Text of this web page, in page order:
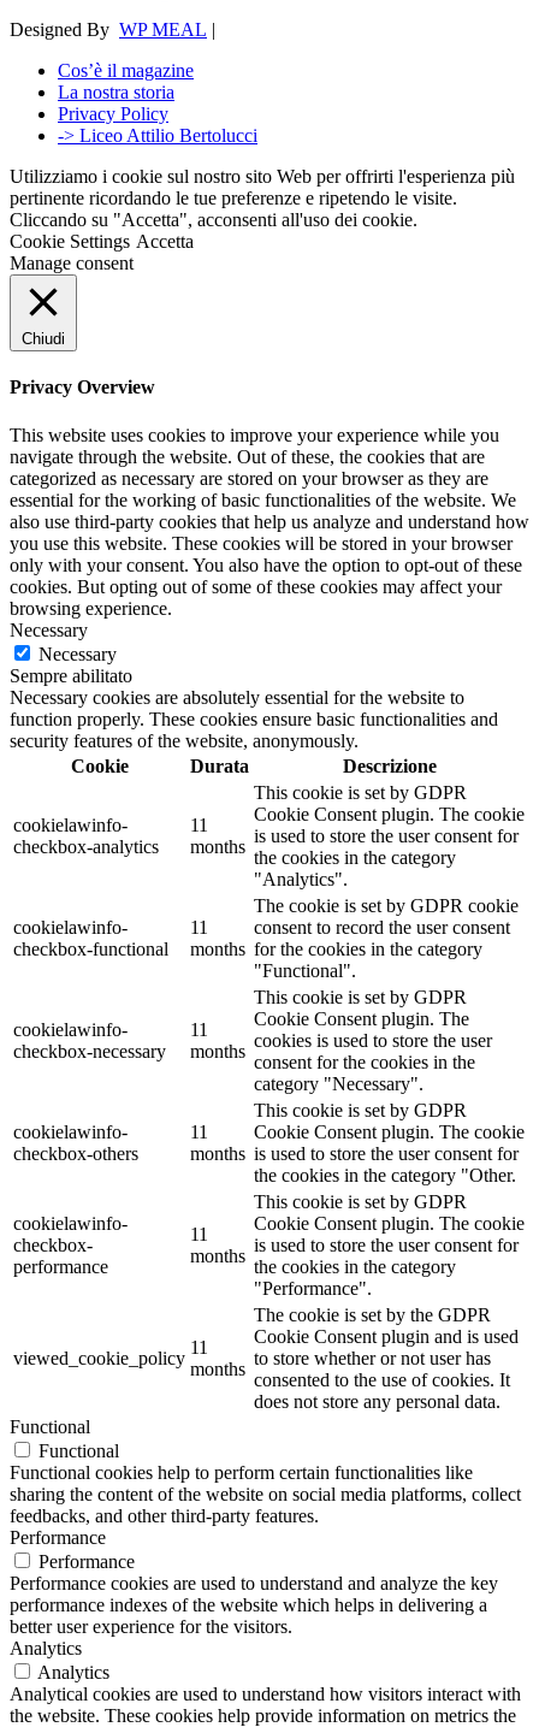
Designed By WP MEAL |
Cos’è il magazine
La nostra storia
Privacy Policy
-> Liceo Attilio Bertolucci
Utilizziamo i cookie sul nostro sito Web per offrirti l'esperienza più
pertinente ricordando le tue preferenze e ripetendo le visite.
Cliccando su "Accetta", acconsenti all'uso dei cookie.
Cookie Settings Accetta
Manage consent
Chiudi
Privacy Overview
This website uses cookies to improve your experience while you
navigate through the website. Out of these, the cookies that are
categorized as necessary are stored on your browser as they are
essential for the working of basic functionalities of the website. We
also use third-party cookies that help us analyze and understand how
you use this website. These cookies will be stored in your browser
only with your consent. You also have the option to opt-out of these
cookies. But opting out of some of these cookies may affect your
browsing experience.
Necessary
Necessary
Sempre abilitato
Necessary cookies are absolutely essential for the website to
function properly. These cookies ensure basic functionalities and
security features of the website, anonymously.
Cookie
Durata Descrizione
cookielawinfo-
checkbox-analytics
11
months
This cookie is set by GDPR
Cookie Consent plugin. The cookie
is used to store the user consent for
the cookies in the category
"Analytics".
cookielawinfo-
checkbox-functional
11
months
The cookie is set by GDPR cookie
consent to record the user consent
for the cookies in the category
"Functional".
cookielawinfo-
checkbox-necessary
11
months
This cookie is set by GDPR
Cookie Consent plugin. The
cookies is used to store the user
consent for the cookies in the
category "Necessary".
cookielawinfo-
checkbox-others
11
months
This cookie is set by GDPR
Cookie Consent plugin. The cookie
is used to store the user consent for
the cookies in the category "Other.
cookielawinfo-
checkbox-
performance
11
months
This cookie is set by GDPR
Cookie Consent plugin. The cookie
is used to store the user consent for
the cookies in the category
"Performance".
viewed_cookie_policy
11
months
The cookie is set by the GDPR
Cookie Consent plugin and is used
to store whether or not user has
consented to the use of cookies. It
does not store any personal data.
Functional
Functional
Functional cookies help to perform certain functionalities like
sharing the content of the website on social media platforms, collect
feedbacks, and other third-party features.
Performance
Performance
Performance cookies are used to understand and analyze the key
performance indexes of the website which helps in delivering a
better user experience for the visitors.
Analytics
Analytics
Analytical cookies are used to understand how visitors interact with
the website. These cookies help provide information on metrics the